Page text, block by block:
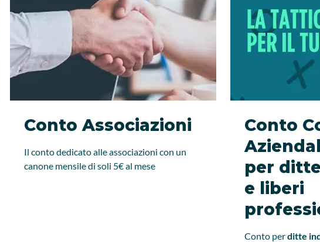
Conto Associazioni
Il conto dedicato alle associazioni con un
canone mensile di soli 5€ al mese
Conto
per
e liberi
Conto perditte